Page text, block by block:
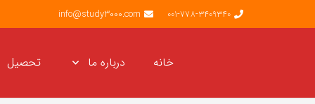
001-778-3409340
info@study3000.com
خانه درباره ما تحصیل